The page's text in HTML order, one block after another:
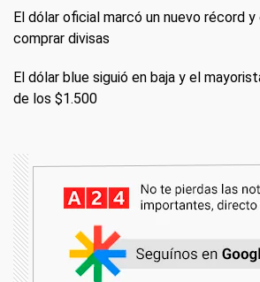
El dólar oficial marcó un nuevo récord y
comprar divisas
El dólar blue siguió en baja y el
de los $1.500